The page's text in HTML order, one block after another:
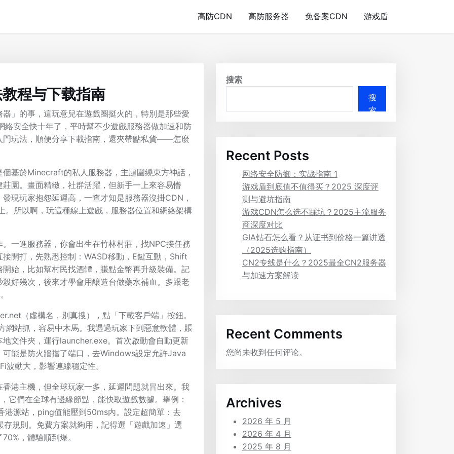
高防CDN 高防服务器 免备案CDN 游戏盾
程与下载指南
」的事，這玩意兒在遊戲圈挺火的，特別是那些愛
安全快十年了，平時幫不少遊戲服務器做加速和防
門玩法，順便分享下載指南，還夾帶點私貨——怎麼
基於Minecraft的私人服務器，主題圍繞東方神話，
園。畫面精緻，社群活躍，但新手一上來容易懵
現玩家抱怨延遲高，一查才知是服務器沒掛CDN，
所以啊，玩這種線上遊戲，服務器位置和網絡架構
一進服務器，你會出生在竹林村莊，找NPC接任務
開打，先熟悉控制：WASD移動，E鍵互動，Shift
始，比如幫村民找酒罈，賺點金幣再升級裝備。記
好幾次，後來才學會用釀造台做藥水補血。多跟老
（虛構名，別真搜），點「下載客戶端」按鈕。
站抓，容易中木馬。我遇過玩家下到惡意軟體，賬
文件夾，運行launcher.exe。首次啟動會自動更新
能是防火牆擋了端口，去Windows設定允許Java
動大，影響連線穩定性。
港主機，但全球玩家一多，延遲問題就冒出來。我
們在全球有邊緣節點，能快取遊戲數據。舉例：
港源站，ping值能壓到50ms內。設定超簡單：去
規則。免費方案就夠用，記得選「遊戲加速」選
，體驗順到爆。
搜索
搜
索
Recent Posts
网络安全防御：实战指南 1
游戏盾到底值不值得买？2025 深度评
测与避坑指南
游戏CDN怎么选不踩坑？2025主流服务
商深度对比
GIA钻石怎么看？从证书到价格一篇讲透
（2025选购指南）
CN2专线是什么？2025最全CN2服务器
与加速方案解读
Recent Comments
您尚未收到任何评论。
Archives
2026 年 5 月
2026 年 4 月
2025 年 8 月